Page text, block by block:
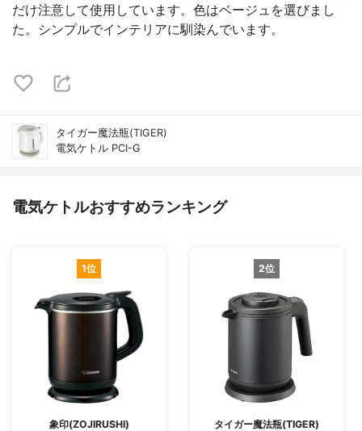
だけ注意して使用しています。色はベージュを選びまし
た。シンプルでインテリアに馴染んでいます。
タイガー魔法瓶(TIGER)
電気ケトル PCI-G
電気ケトルおすすめランキング
1位
象印(ZOJIRUSHI)
2位
タイガー魔法瓶(TIGER)